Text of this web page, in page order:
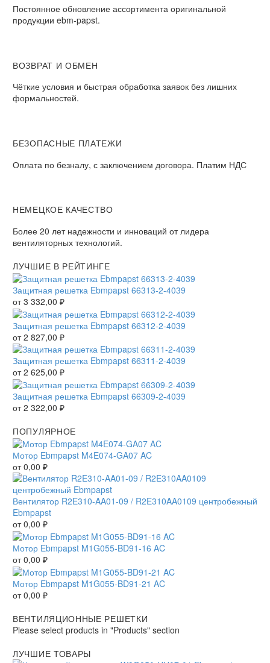
Постоянное обновление ассортимента оригинальной
продукции ebm-papst.
ВОЗВРАТ И ОБМЕН
Чёткие условия и быстрая обработка заявок без лишних
формальностей.
БЕЗОПАСНЫЕ ПЛАТЕЖИ
Оплата по безналу, с заключением договора. Платим НДС
НЕМЕЦКОЕ КАЧЕСТВО
Более 20 лет надежности и инноваций от лидера
вентиляторных технологий.
ЛУЧШИЕ В РЕЙТИНГЕ
Защитная решетка Ebmpapst 66313-2-4039
от3 332,00 ₽
Защитная решетка Ebmpapst 66312-2-4039
от2 827,00 ₽
Защитная решетка Ebmpapst 66311-2-4039
от2 625,00 ₽
Защитная решетка Ebmpapst 66309-2-4039
от2 322,00 ₽
ПОПУЛЯРНОЕ
Мотор Ebmpapst M4E074-GA07 AC
от0,00 ₽
Вентилятор R2E310-AA01-09 / R2E310AA0109 центробежный
Ebmpapst
от0,00 ₽
Мотор Ebmpapst M1G055-BD91-16 AC
от0,00 ₽
Мотор Ebmpapst M1G055-BD91-21 AC
от0,00 ₽
ВЕНТИЛЯЦИОННЫЕ РЕШЕТКИ
Please select products in "Products" section
ЛУЧШИЕ ТОВАРЫ